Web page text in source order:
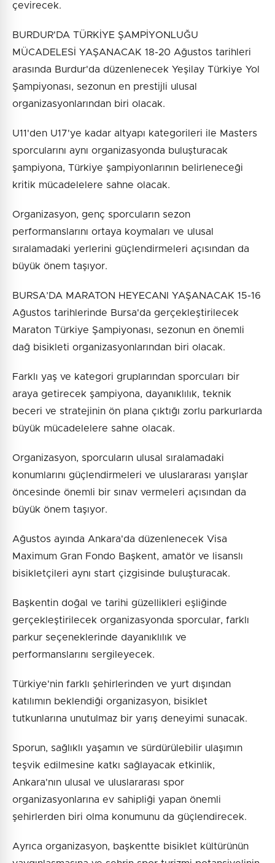
çevirecek.
BURDUR'DA TÜRKİYE ŞAMPİYONLUĞU
MÜCADELESİ YAŞANACAK 18-20 Ağustos tarihleri
arasında Burdur'da düzenlenecek Yeşilay Türkiye Yol
Şampiyonası, sezonun en prestijli ulusal
organizasyonlarından biri olacak.
U11'den U17'ye kadar altyapı kategorileri ile Masters
sporcularını aynı organizasyonda buluşturacak
şampiyona, Türkiye şampiyonlarının belirleneceği
kritik mücadelelere sahne olacak.
Organizasyon, genç sporcuların sezon
performanslarını ortaya koymaları ve ulusal
sıralamadaki yerlerini güçlendirmeleri açısından da
büyük önem taşıyor.
BURSA’DA MARATON HEYECANI YAŞANACAK 15-16
Ağustos tarihlerinde Bursa'da gerçekleştirilecek
Maraton Türkiye Şampiyonası, sezonun en önemli
dağ bisikleti organizasyonlarından biri olacak.
Farklı yaş ve kategori gruplarından sporcuları bir
araya getirecek şampiyona, dayanıklılık, teknik
beceri ve stratejinin ön plana çıktığı zorlu parkurlarda
büyük mücadelelere sahne olacak.
Organizasyon, sporcuların ulusal sıralamadaki
konumlarını güçlendirmeleri ve uluslararası yarışlar
öncesinde önemli bir sınav vermeleri açısından da
büyük önem taşıyor.
Ağustos ayında Ankara'da düzenlenecek Visa
Maximum Gran Fondo Başkent, amatör ve lisanslı
bisikletçileri aynı start çizgisinde buluşturacak.
Başkentin doğal ve tarihi güzellikleri eşliğinde
gerçekleştirilecek organizasyonda sporcular, farklı
parkur seçeneklerinde dayanıklılık ve
performanslarını sergileyecek.
Türkiye'nin farklı şehirlerinden ve yurt dışından
katılımın beklendiği organizasyon, bisiklet
tutkunlarına unutulmaz bir yarış deneyimi sunacak.
Sporun, sağlıklı yaşamın ve sürdürülebilir ulaşımın
teşvik edilmesine katkı sağlayacak etkinlik,
Ankara'nın ulusal ve uluslararası spor
organizasyonlarına ev sahipliği yapan önemli
şehirlerden biri olma konumunu da güçlendirecek.
Ayrıca organizasyon, başkentte bisiklet kültürünün